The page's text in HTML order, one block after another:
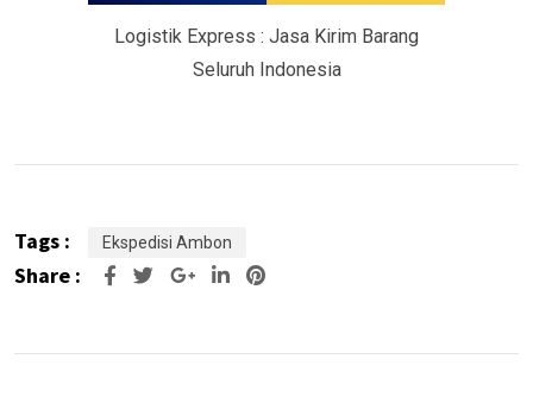
Logistik Express : Jasa Kirim Barang
Seluruh Indonesia
Tags : Ekspedisi Ambon
Share : Google+LinkedIn
Pinterest